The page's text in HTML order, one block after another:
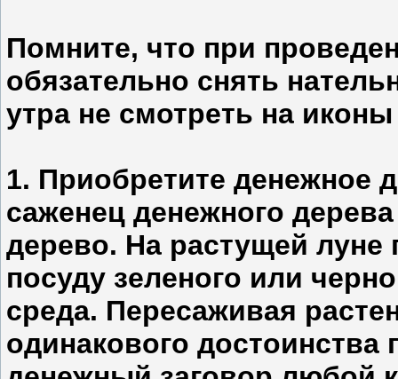
Помните, что при
обязательно снять
утра не смотреть на
1. Приобретите денежное
саженец денежного
дерево. На растущей луне
посуду зеленого или
среда. Пересаживая
одинакового